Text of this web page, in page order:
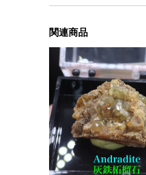
関連商品